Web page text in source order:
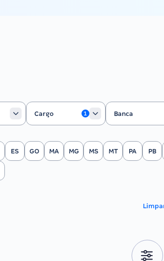
Cargo
Cargo
1
Banca
Banca
ES GO MA MG MS MT PA PB